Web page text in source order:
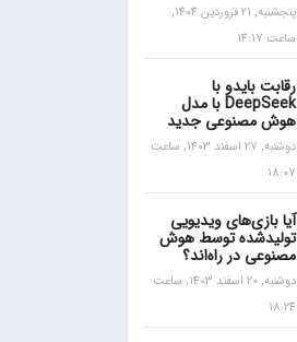
پنجشنبه, 21 فروردین 1404,
ساعت 14:17
رقابت بایدو با
DeepSeek با مدل
هوش مصنوعی جدید
دوشنبه, 27 اسفند 1403, ساعت
18:07
آیا بازی‌های ویدیویی
تولیدشده توسط هوش
مصنوعی در راه‌اند؟
دوشنبه, 20 اسفند 1403, ساعت
18:24